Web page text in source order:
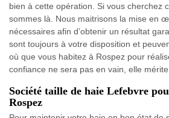
bien à cette opération. Si vous cherchez
sommes là. Nous maitrisons la mise en
nécessaires afin d’obtenir un résultat
sont toujours à votre disposition et
où que vous habitez à Rospez pour
confiance ne sera pas en vain, elle
Société taille de haie Lefebvre
Rospez